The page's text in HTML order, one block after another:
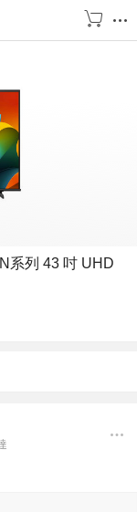
系列 43 吋 UHD